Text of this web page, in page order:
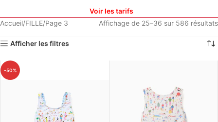
Voir les tarifs
Accueil FILLE Page 3 Affichage de 25–36 sur 586 résultats
Afficher les filtres
-50%